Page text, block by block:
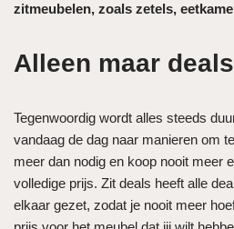
zitmeubelen, zoals zetels,
Alleen maar deals
Tegenwoordig wordt alles steeds
vandaag de dag naar manieren om
meer dan nodig en koop nooit meer
volledige prijs. Zit deals heeft alle
elkaar gezet, zodat je nooit meer